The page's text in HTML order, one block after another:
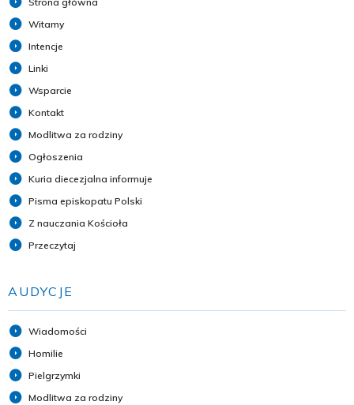
Witamy
Intencje
Linki
Wsparcie
Kontakt
Modlitwa za rodziny
Ogłoszenia
Kuria diecezjalna informuje
Pisma episkopatu Polski
Z nauczania Kościoła
Przeczytaj
AUDYCJE
Wiadomości
Homilie
Pielgrzymki
Modlitwa za rodziny